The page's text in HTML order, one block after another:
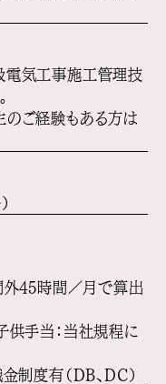
電気工事施工管理技
のご経験もある方は
45時間／月で算出
供手当：当社規程に
制度有（DB、DC）